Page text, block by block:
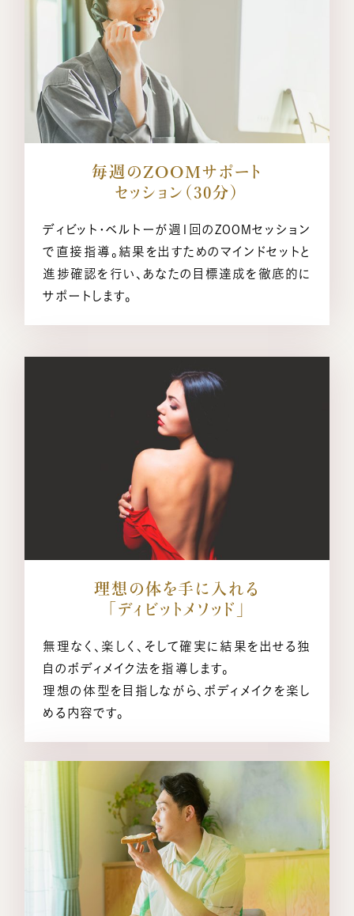
毎週のZOOMサポート
セッション（30分）
ディビット・ベルトーが週1回のZOOMセッション
で直接指導。結果を出すためのマインドセットと
進捗確認を行い、あなたの目標達成を徹底的に
サポートします。
理想の体を手に入れる
「ディビットメソッド」
無理なく、楽しく、そして確実に結果を出せる独
自のボディメイク法を指導します。
理想の体型を目指しながら、ボディメイクを楽し
める内容です。